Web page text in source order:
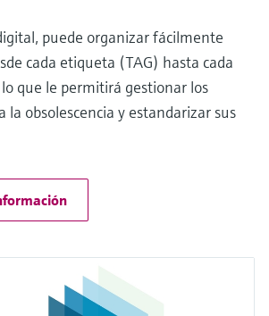
puede organizar fácilmente
cada etiqueta (TAG) hasta cada
que le permitirá gestionar los
la obsolescencia y estandarizar sus